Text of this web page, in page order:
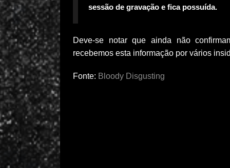
sessão de gravação e fica possuída.
Deve-se notar que ainda não
recebemos esta informação por vários
Fonte: Bloody Disgusting